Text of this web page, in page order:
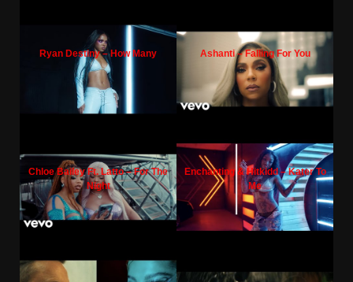
Ryan Destiny – How Many Ashanti – Falling For You
Chloe Bailey Ft. Latto – For The
Night
Enchanting & Hitkidd – Kater To
Me